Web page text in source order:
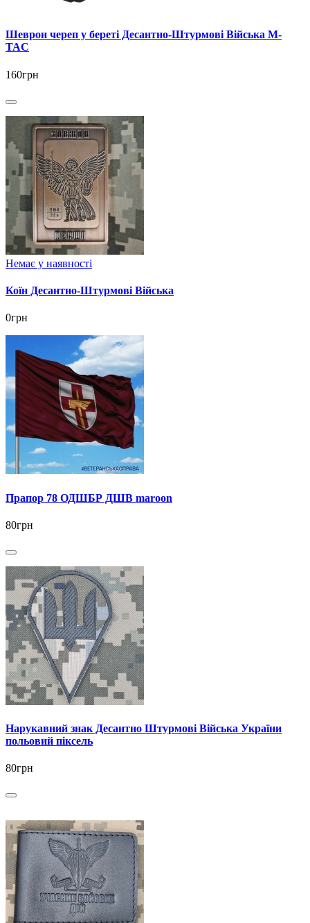
Шеврон череп у береті Десантно-Штурмові Війська M-
TAC
160грн
Немає у наявності
Коїн Десантно-Штурмові Війська
0грн
Прапор 78 ОДШБР ДШВ maroon
80грн
Нарукавний знак Десантно Штурмові Війська України
польовий піксель
80грн